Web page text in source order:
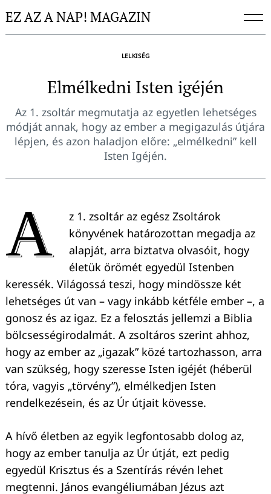
toEZ AZ A NAP! MAGAZIN
LELKISÉG
Elmélkedni Isten igéjén
Az 1. zsoltár megmutatja az egyetlen lehetséges
módját annak, hogy az ember a megigazulás útjára
lépjen, és azon haladjon előre: „elmélkedni” kell
Isten Igéjén.
A
z 1. zsoltár az egész Zsoltárok
könyvének határozottan megadja az
alapját, arra biztatva olvasóit, hogy
életük örömét egyedül Istenben
keressék. Világossá teszi, hogy mindössze két
lehetséges út van – vagy inkább kétféle ember –, a
gonosz és az igaz. Ez a felosztás jellemzi a Biblia
bölcsességirodalmát. A zsoltáros szerint ahhoz,
hogy az ember az „igazak” közé tartozhasson, arra
van szükség, hogy szeresse Isten igéjét (héberül
tóra, vagyis „törvény”), elmélkedjen Isten
rendelkezésein, és az Úr útjait kövesse.
A hívő életben az egyik legfontosabb dolog az,
hogy az ember tanulja az Úr útját, ezt pedig
egyedül Krisztus és a Szentírás révén lehet
megtenni. János evangéliumában Jézus azt